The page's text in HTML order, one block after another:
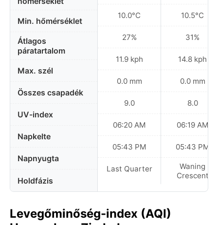
Min. hőmérséklet
Átlagos
páratartalom
Max. szél
Összes csapadék
UV-index
Napkelte
Napnyugta
Holdfázis
10.0°C
27%
11.9 kph
0.0 mm
9.0
06:20 AM
05:43 PM
Last Quarter
10.5°C
31%
14.8 kph
0.0 mm
8.0
06:19 AM
05:43 PM
Waning
Crescent
Levegőminőség-index (AQI)